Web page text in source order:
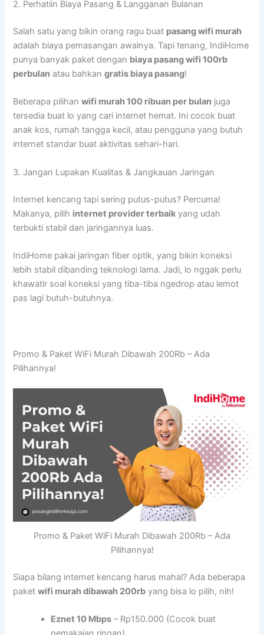
2. Perhatiin Biaya Pasang & Langganan Bulanan
Salah satu yang bikin orang ragu buat pasang wifi murah
adalah biaya pemasangan awalnya. Tapi tenang, IndiHome
punya banyak paket dengan biaya pasang wifi 100rb
perbulan atau bahkangratis biaya pasang!
Beberapa pilihanwifi murah 100 ribuan per bulan juga
tersedia buat lo yang cari internet hemat. Ini cocok buat
anak kos, rumah tangga kecil, atau pengguna yang butuh
internet standar buat aktivitas sehari-hari.
3. Jangan Lupakan Kualitas & Jangkauan Jaringan
Internet kencang tapi sering putus-putus? Percuma!
Makanya, pilih internet provider terbaik yang udah
terbukti stabil dan jaringannya luas.
IndiHome pakai jaringan fiber optik, yang bikin koneksi
lebih stabil dibanding teknologi lama. Jadi, lo nggak perlu
khawatir soal koneksi yang tiba-tiba ngedrop atau lemot
pas lagi butuh-butuhnya.
Promo & Paket WiFi Murah Dibawah 200Rb – Ada
Pilihannya!
Promo & Paket WiFi Murah Dibawah 200Rb – Ada
Pilihannya!
Siapa bilang internet kencang harus mahal? Ada beberapa
paketwifi murah dibawah 200rb yang bisa lo pilih, nih!
Eznet 10 Mbps – Rp150.000 (Cocok buat